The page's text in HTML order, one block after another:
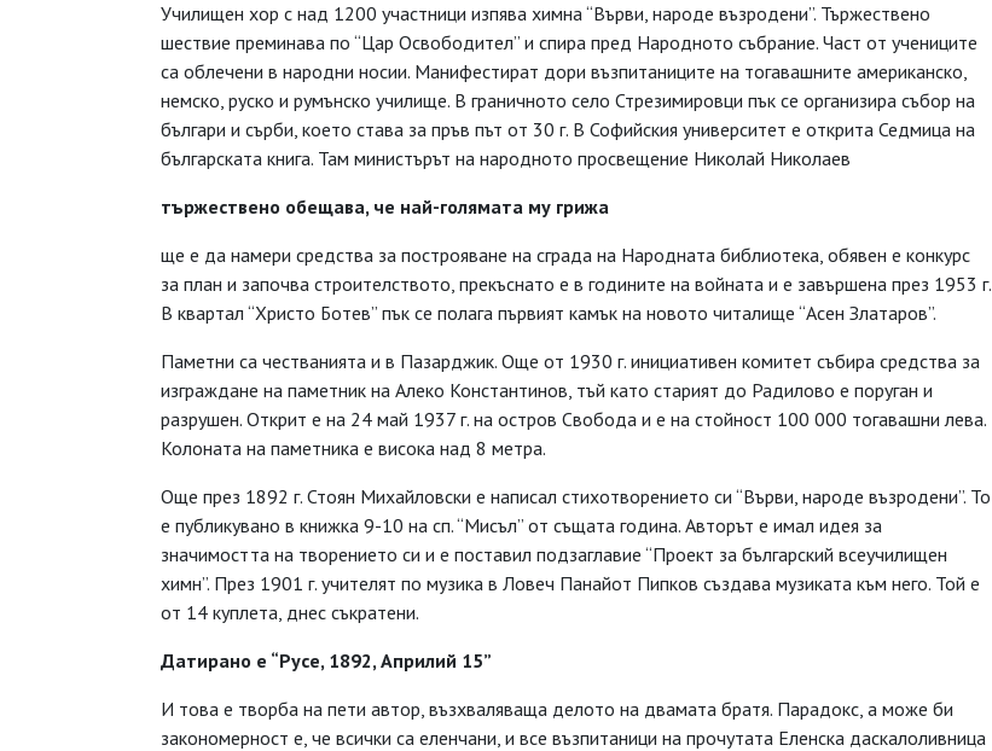
Училищен хор с над 1200 участници изпява химна “Върви, народе възродени”. Тържествено
шествие преминава по “Цар Освободител” и спира пред Народното събрание. Част от учениците
са облечени в народни носии. Манифестират дори възпитаниците на тогавашните американско,
немско, руско и румънско училище. В граничното село Стрезимировци пък се организира събор на
българи и сърби, което става за пръв път от 30 г. В Софийския университет е открита Седмица на
българската книга. Там министърът на народното просвещение Николай Николаев
тържествено обещава, че най-голямата му грижа
ще е да намери средства за построяване на сграда на Народната библиотека, обявен е конкурс
за план и започва строителството, прекъснато е в годините на войната и е завършена през 1953 г.
В квартал “Христо Ботев” пък се полага първият камък на новото читалище “Асен Златаров”.
Паметни са честванията и в Пазарджик. Още от 1930 г. инициативен комитет събира средства за
изграждане на паметник на Алеко Константинов, тъй като старият до Радилово е поруган и
разрушен. Открит е на 24 май 1937 г. на остров Свобода и е на стойност 100 000 тогавашни лева.
Колоната на паметника е висока над 8 метра.
Още през 1892 г. Стоян Михайловски е написал стихотворението си “Върви, народе възродени”. То
е публикувано в книжка 9-10 на сп. “Мисъл” от същата година. Авторът е имал идея за
значимостта на творението си и е поставил подзаглавие “Проект за българский всеучилищен
химн”. През 1901 г. учителят по музика в Ловеч Панайот Пипков създава музиката към него. Той е
от 14 куплета, днес съкратени.
Датирано е “Русе, 1892, Априлий 15”
И това е творба на пети автор, възхваляваща делото на двамата братя. Парадокс, а може би
закономерност е, че всички са еленчани, и все възпитаници на прочутата Еленска даскалоливница